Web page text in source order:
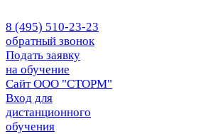
8 (495) 510-23-23
обратный звонок
Подать заявку
на обучение
Сайт ООО "СТОРМ"
Вход для
дистанционного
обучения